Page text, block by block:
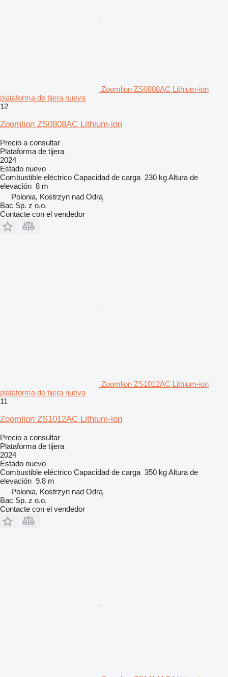
Zoomlion ZS0808AC Lithium-ion
plataforma de tijera nueva
12
Zoomlion ZS0808AC Lithium-ion
Precio a consultar
Plataforma de tijera
2024
Estado nuevo
Combustible eléctrico Capacidad de carga 230 kgAltura de
elevación 8 m
Polonia, Kostrzyn nad Odrą
Bac Sp. z o.o.
Contacte con el vendedor
Zoomlion ZS1012AC Lithium-ion
plataforma de tijera nueva
11
Zoomlion ZS1012AC Lithium-ion
Precio a consultar
Plataforma de tijera
2024
Estado nuevo
Combustible eléctrico Capacidad de carga 350 kgAltura de
elevación 9.8 m
Polonia, Kostrzyn nad Odrą
Bac Sp. z o.o.
Contacte con el vendedor